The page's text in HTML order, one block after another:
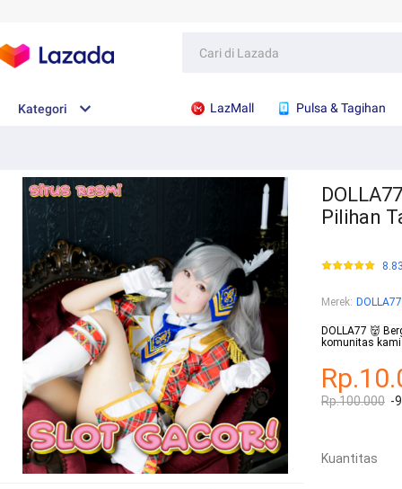
Kategori LazMall Pulsa & Tagihan
Pilihan
Merek: DOLLA77
DOLLA77 👹
komunitas
Rp.100.000 -
Kuantitas